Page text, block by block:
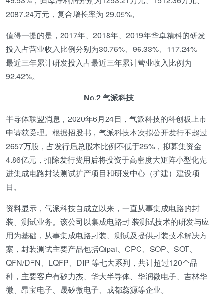
2087.24万元，复合增长率为 29.05%。
值得一提的是，2017年、2018年、2019年华卓精科的研发
投入占营业收入比例分别为30.75%、96.33%、117.24%，
最近三年累计研发投入占最近三年累计营业收入比例为
92.42%。
No.2 气派科技
半导体联盟消息，2020年6月24日，气派科技的科创板上市
申请获受理。根据招股书，气派科技本次拟公开发行不超过
2657万股，占发行后总股本比例不低于25%，拟募集资金
4.86亿元，扣除发行费用后将投资于高密度大矩阵小型化先
进集成电路封装测试扩产项目和研发中心（扩建）建设项
目。
资料显示，气派科技自成立以来，一直从事集成电路的封
装、测试业务。该公司以集成电路封 装测试技术的研发与应
用为基础，从事集成电路封装、测试及提供封装技术解决方
案，封装测试主要产品包括Qipai、CPC、SOP、SOT、
QFN/DFN、LQFP、DIP 等七大系列，共计超过120个品
种，主要客户有矽力杰、华大半导体、华润微电子、吉林华
微、昂宝电子、晟矽微电子、成都蕊源等企业。